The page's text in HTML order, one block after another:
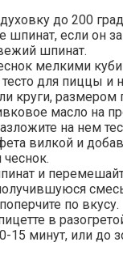
до 200
шпинат, если он
шпинат.
мелкими
для пиццы и
круги, размером
масло на
на нем
вилкой и
и
смесь
по вкусу.
в
15 минут, или до